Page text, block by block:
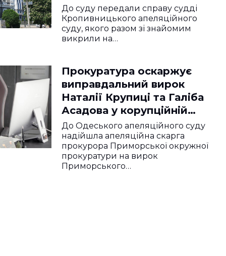
ДТП
До суду передали справу судді
Кропивницького апеляційного
суду, якого разом зі знайомим
викрили на…
Прокуратура оскаржує
виправдальний вирок
Наталії Крупиці та Галіба
Асадова у корупційній
справі
До Одеського апеляційного суду
надійшла апеляційна скарга
прокурора Приморської окружної
прокуратури на вирок
Приморського…